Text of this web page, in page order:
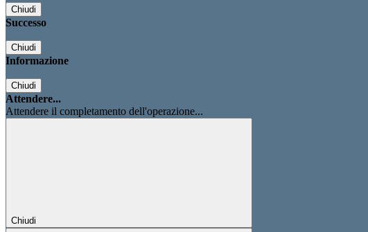
Chiudi
Successo
Chiudi
Informazione
Chiudi
Attendere...
Attendere il completamento dell'operazione...
Chiudi